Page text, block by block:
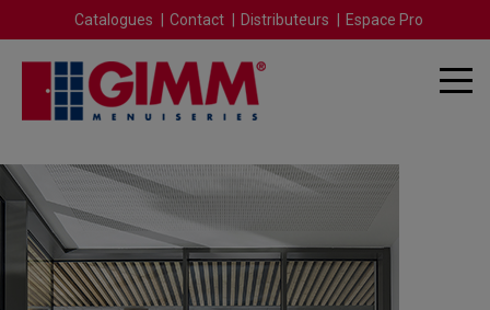
Catalogues Contact Distributeurs Espace Pro